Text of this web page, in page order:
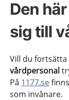
Den
sig till
Vill du
vårdpersonal
På 1177.se
som invånare.
Vårdförloppet